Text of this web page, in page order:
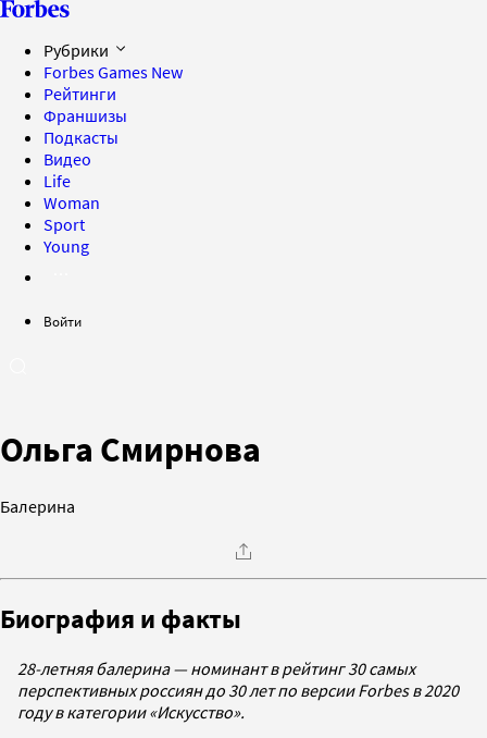
Рубрики
Forbes Games New
Рейтинги
Франшизы
Подкасты
Видео
Life
Woman
Sport
Young
Войти
Ольга Смирнова
Балерина
Биография и факты
28-летняя балерина — номинант в рейтинг 30 самых
перспективных россиян до 30 лет по версии Forbes в 2020
году в категории «Искусство».